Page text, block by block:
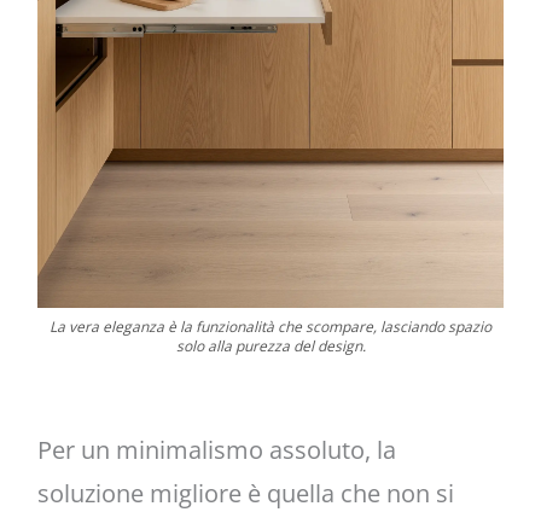
La vera eleganza è la funzionalità che scompare, lasciando spazio
solo alla purezza del design.
Per un minimalismo assoluto, la
soluzione migliore è quella che non si